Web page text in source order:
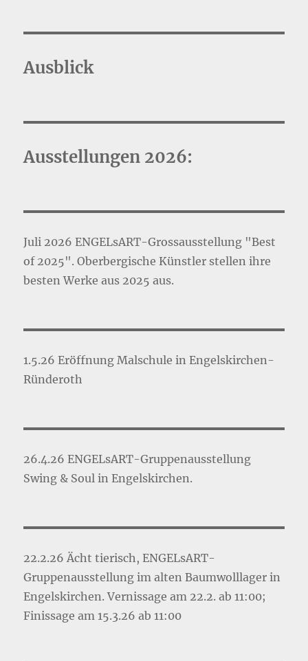
Ausblick
Ausstellungen 2026:
Juli 2026 ENGELsART-Grossausstellung "Best
of 2025". Oberbergische Künstler stellen ihre
besten Werke aus 2025 aus.
1.5.26 Eröffnung Malschule in Engelskirchen-
Ründeroth
26.4.26 ENGELsART-Gruppenausstellung
Swing & Soul in Engelskirchen.
22.2.26 Ächt tierisch, ENGELsART-
Gruppenausstellung im alten Baumwolllager in
Engelskirchen. Vernissage am 22.2. ab 11:00;
Finissage am 15.3.26 ab 11:00